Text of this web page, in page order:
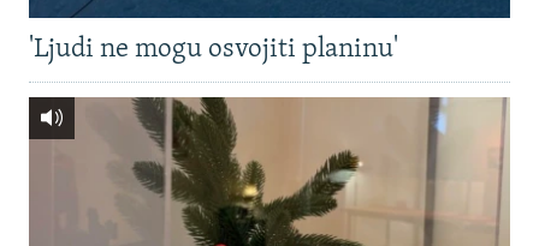
'Ljudi ne mogu osvojiti planinu'